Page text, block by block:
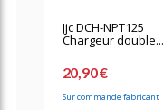
Jjc DCH-NPT125
Chargeur double...
20,90 €
Sur commande fabricant